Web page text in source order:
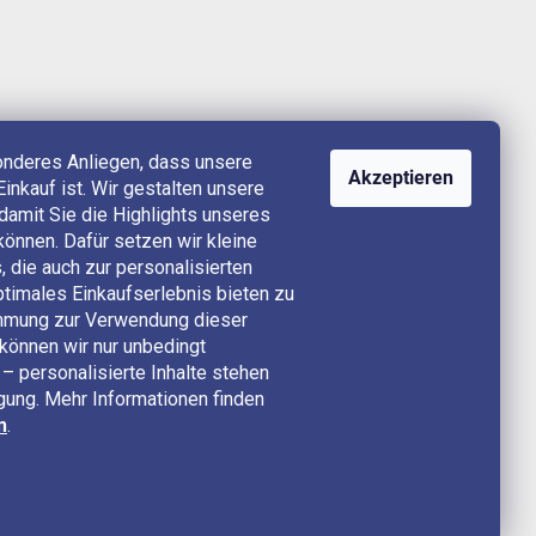
Anliegen, dass unsere
ist. Wir gestalten unsere
Sie die Highlights unseres
Dafür setzen wir kleine
die auch zur personalisierten
Einkaufserlebnis bieten zu
zur Verwendung dieser
wir nur unbedingt
personalisierte Inhalte stehen
Mehr Informationen finden
.
Akzeptieren